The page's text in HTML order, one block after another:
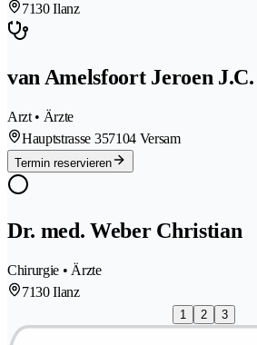
7130 Ilanz
van Amelsfoort Jeroen J.C.
Arzt • Ärzte
Hauptstrasse 357104 Versam
Termin reservieren
Dr. med. Weber Christian
Chirurgie • Ärzte
7130 Ilanz
1 2 3